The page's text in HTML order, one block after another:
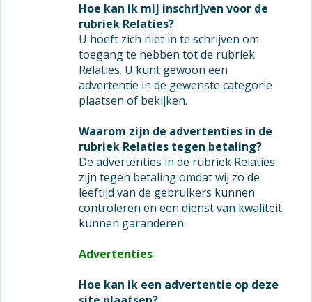
Hoe kan ik mij inschrijven voor de
rubriek Relaties?
U hoeft zich niet in te schrijven om
toegang te hebben tot de rubriek
Relaties. U kunt gewoon een
advertentie in de gewenste categorie
plaatsen of bekijken.
Waarom zijn de advertenties in de
rubriek Relaties tegen betaling?
De advertenties in de rubriek Relaties
zijn tegen betaling omdat wij zo de
leeftijd van de gebruikers kunnen
controleren en een dienst van kwaliteit
kunnen garanderen.
Advertenties
Hoe kan ik een advertentie op deze